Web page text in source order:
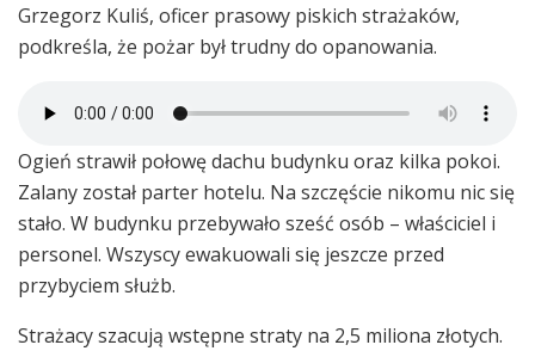
Grzegorz Kuliś, oficer prasowy piskich strażaków,
podkreśla, że pożar był trudny do opanowania.
Ogień strawił połowę dachu budynku oraz kilka pokoi.
Zalany został parter hotelu. Na szczęście nikomu nic się
stało. W budynku przebywało sześć osób – właściciel i
personel. Wszyscy ewakuowali się jeszcze przed
przybyciem służb.
Strażacy szacują wstępne straty na 2,5 miliona złotych.